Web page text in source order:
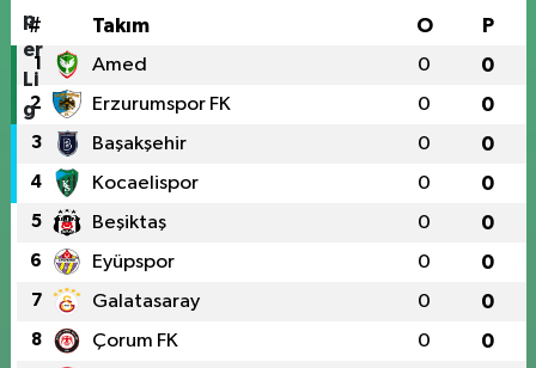
# Takım O P
1 Amed 0 0
2 Erzurumspor FK 0 0
3 Başakşehir 0 0
4 Kocaelispor 0 0
5 Beşiktaş 0 0
6 Eyüpspor 0 0
7 Galatasaray 0 0
8 Çorum FK 0 0